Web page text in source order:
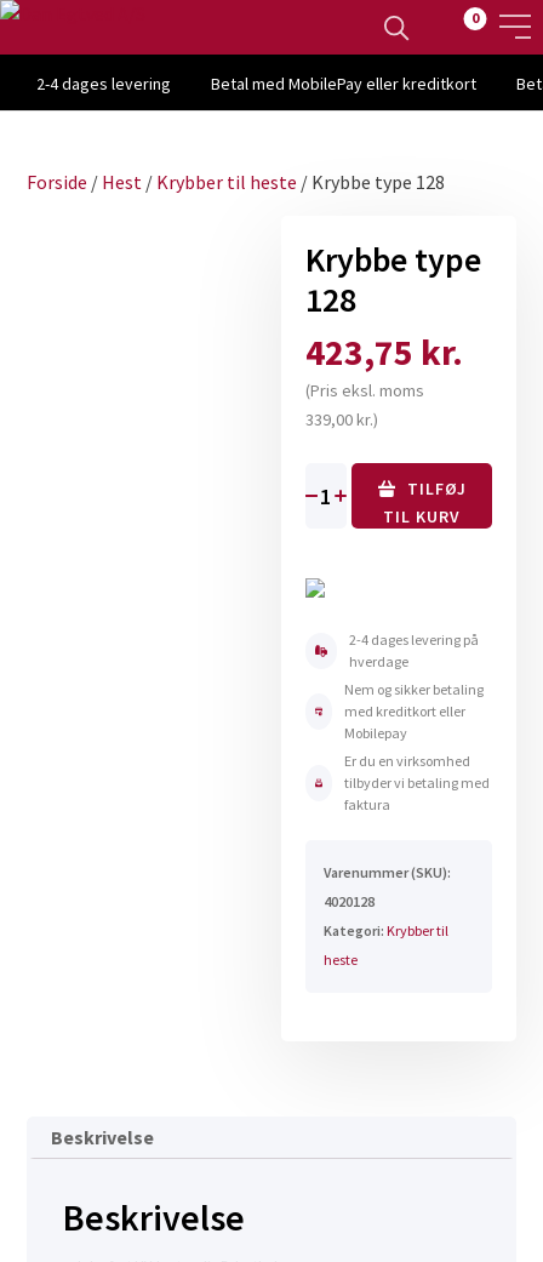
2-4 dages levering Betal med MobilePay eller kreditkort
0
Forside / Hest / Krybber til heste / Krybbe type 128
Krybbe type
128
423,75 kr.
(Pris eksl. moms
339,00kr.)
Krybbe
antal
TILFØJ
TIL KURV
2-4 dages levering på
hverdage
Nem og sikker betaling
med kreditkort eller
Mobilepay
Er du en virksomhed
tilbyder vi betaling med
faktura
Varenummer (SKU):
4020128
Kategori:Krybber til
heste
Beskrivelse
Beskrivelse